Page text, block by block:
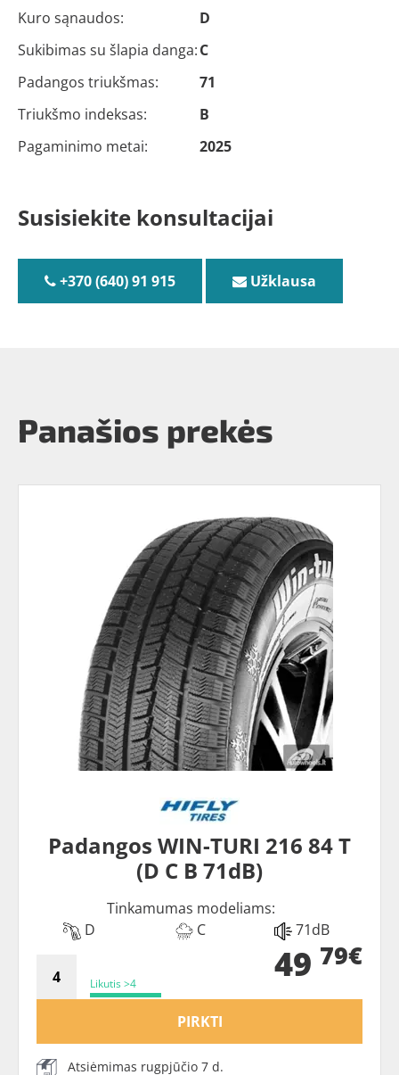
Kuro sąnaudos:
D
Sukibimas su šlapia danga:C
Padangos triukšmas:
71
Triukšmo indeksas:
B
Pagaminimo metai:
2025
Susisiekite konsultacijai
+370 (640) 91 915 Užklausa
Panašios prekės
Padangos WIN-TURI 216 84 T
(D C B 71dB)
Tinkamumas modeliams:
D
C 71dB
Likutis >4 49 79€
PIRKTI
Atsiėmimas rugpjūčio 7 d.